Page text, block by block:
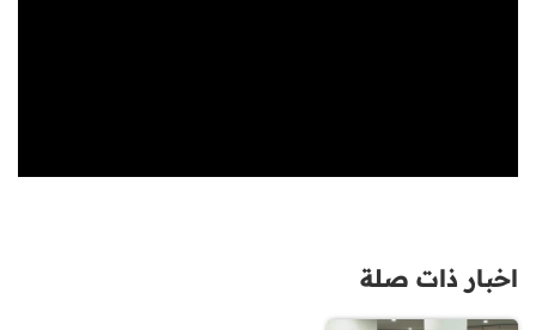
اخبار ذات صلة